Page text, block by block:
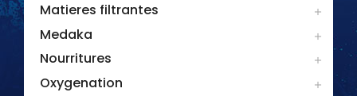
Matieres filtrantes 
Medaka 
Nourritures 
Oxygenation 